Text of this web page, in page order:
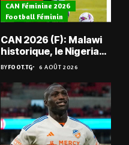
CAN Féminine 2026
Football Féminin
CAN 2026 (F): Malawi
historique, le Nigeria
sauvé, la Zambie
éliminée
BYFOOT.TG 6 AOÛT 2026